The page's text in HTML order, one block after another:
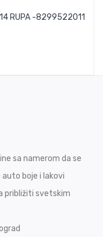
RUPA -8299522011
sa namerom da se
boje i lakovi
približiti svetskim